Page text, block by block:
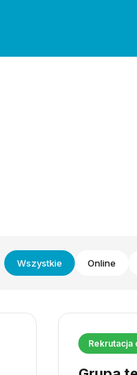
Wszystkie Online
Rekrutacja